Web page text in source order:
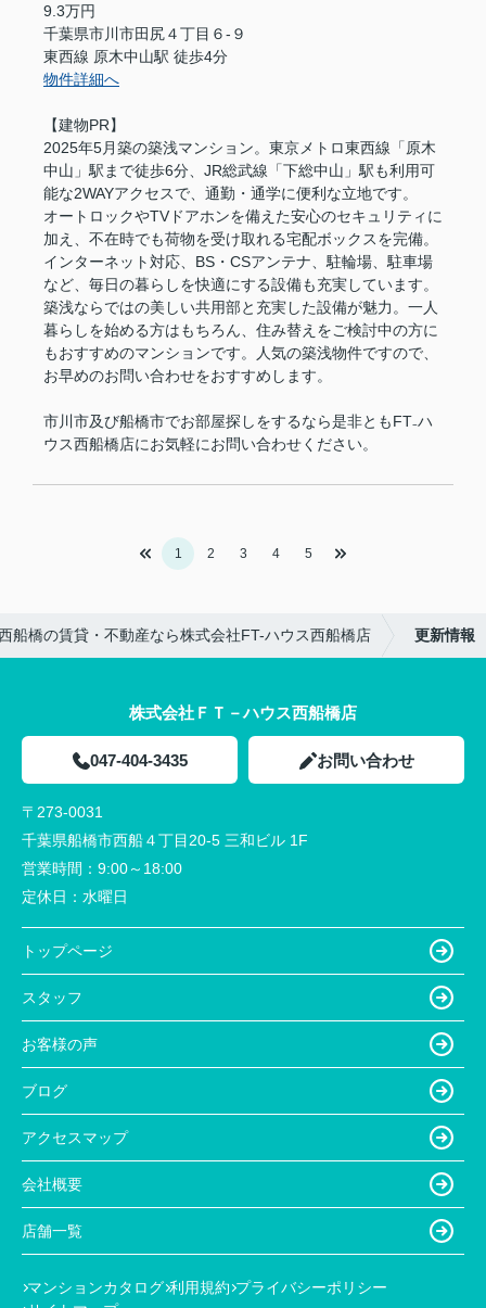
9.3万円
千葉県市川市田尻４丁目６-９
東西線 原木中山駅 徒歩4分
物件詳細へ
【建物PR】
2025年5月築の築浅マンション。東京メトロ東西線「原木
中山」駅まで徒歩6分、JR総武線「下総中山」駅も利用可
能な2WAYアクセスで、通勤・通学に便利な立地です。
オートロックやTVドアホンを備えた安心のセキュリティに
加え、不在時でも荷物を受け取れる宅配ボックスを完備。
インターネット対応、BS・CSアンテナ、駐輪場、駐車場
など、毎日の暮らしを快適にする設備も充実しています。
築浅ならではの美しい共用部と充実した設備が魅力。一人
暮らしを始める方はもちろん、住み替えをご検討中の方に
もおすすめのマンションです。人気の築浅物件ですので、
お早めのお問い合わせをおすすめします。
市川市及び船橋市でお部屋探しをするなら是非ともFT₋ハ
ウス西船橋店にお気軽にお問い合わせください。
1 2 3 4 5
船橋の賃貸・不動産なら株式会社FT-ハウス西船橋店 更新情報
株式会社ＦＴ－ハウス西船橋店
047-404-3435 お問い合わせ
〒273-0031
千葉県船橋市西船４丁目20-5 三和ビル 1F
営業時間： 9:00～18:00
定休日： 水曜日
トップページ
スタッフ
お客様の声
ブログ
アクセスマップ
会社概要
店舗一覧
マンションカタログ 利用規約 プライバシーポリシー